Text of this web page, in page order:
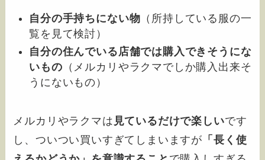
自分の手持ちにない物 （所持している服の一
覧を見て検討）
自分の住んでいる店舗では購入できそうにな
いもの （メルカリやラクマでしか購入出来そ
うにないもの）
メルカリやラクマは 見ているだけで楽しいです
し、ついつい買いすぎてしまいますが 「長く使